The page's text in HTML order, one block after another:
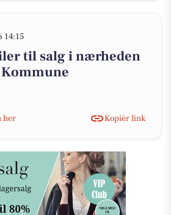
14:15
til salg i nærheden
her
Kopiér link